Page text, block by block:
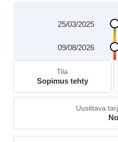
25/03/2025
09/08/2026
Tila
Sopimus tehty
Uusittava
No